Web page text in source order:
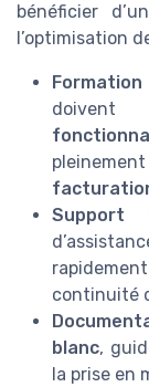
bénéficier
l’optimisation
doivent
Support
continuité
blanc,
la prise en